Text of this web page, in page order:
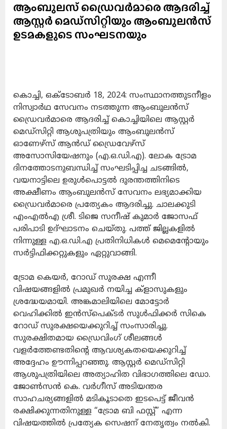
ആംബുലസ് ഡ്രൈവർമാരെ ആദരിച്ച്
ആസ്റ്റർ മെഡ്സിറ്റിയും ആംബുലൻസ്
ഉടമകളുടെ സംഘടനയും
കൊച്ചി, ഒക്ടോബർ 18, 2024: സംസ്ഥാനത്തുടനീളം
നിസ്വാർഥ സേവനം നടത്തുന്ന ആംബുലൻസ്
ഡ്രൈവർമാരെ ആദരിച്ച് കൊച്ചിയിലെ ആസ്റ്റർ
മെഡ്സിറ്റി ആശുപത്രിയും ആംബുലൻസ്
ഓണേഴ്‌സ് ആൻഡ് ഡ്രൈവേഴ്സ്
അസോസിയേഷനും (എ.ഒ.ഡി.എ). ലോക ട്രോമ
ദിനത്തോടനുബന്ധിച്ച് സംഘടിപ്പിച്ച ചടങ്ങിൽ,
വയനാട്ടിലെ ഉരുൾപൊട്ടൽ ദുരന്തത്തിനിടെ
അക്ഷീണം ആംബുലൻസ് സേവനം ലഭ്യമാക്കിയ
ഡ്രൈവർമാരെ പ്രത്യേകം ആദരിച്ചു. ചാലക്കുടി
എംഎൽഎ ശ്രീ. ടിജെ സനീഷ് കുമാർ ജോസഫ്
പരിപാടി ഉദ്‌ഘാടനം ചെയ്തു. പത്ത് ജില്ലകളിൽ
നിന്നുള്ള എ.ഒ.ഡി.എ പ്രതിനിധികൾ മെമെന്റോയും
സർട്ടിഫിക്കറ്റുകളും ഏറ്റുവാങ്ങി.
ട്രോമ കെയർ, റോഡ് സുരക്ഷ എന്നീ
വിഷയങ്ങളിൽ പ്രമുഖർ നയിച്ച ക്‌ളാസുകളും
ശ്രദ്ധേയമായി. അങ്കമാലിയിലെ മോട്ടോർ
വെഹിക്കിൽ ഇൻസ്‌പെക്ടർ സുൾഫിക്കർ സികെ
റോഡ് സുരക്ഷയെക്കുറിച്ച് സംസാരിച്ചു.
സുരക്ഷിതമായ ഡ്രൈവിംഗ് ശീലങ്ങൾ
വളർത്തേണ്ടതിന്റെ ആവശ്യകതയെക്കുറിച്ച്
അദ്ദേഹം ഊന്നിപ്പറഞ്ഞു. ആസ്റ്റർ മെഡ്‌സിറ്റി
ആശുപത്രിയിലെ അത്യാഹിത വിഭാഗത്തിലെ ഡോ.
ജോൺസൻ കെ. വർഗീസ് അടിയന്തര
സാഹചര്യങ്ങളിൽ മടികൂടാതെ ഇടപെട്ട് ജീവൻ
രക്ഷിക്കുന്നതിനുള്ള “ട്രോമ ബി ഫസ്റ്റ്” എന്ന
വിഷയത്തിൽ പ്രത്യേക സെഷന് നേതൃത്വം നൽകി.